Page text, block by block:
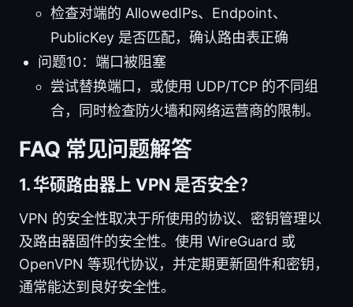
检查对端的 AllowedIPs、Endpoint、
PublicKey 是否匹配，确认路由表正确
问题10：端口被阻塞
尝试替换端口，或使用 UDP/TCP 的不同组
合，同时检查防火墙和网络运营商的限制。
FAQ 常见问题解答
1. 华硕路由器上 VPN 是否安全？
VPN 的安全性取决于所使用的协议、密钥管理以
及路由器固件的安全性。使用 WireGuard 或
OpenVPN 等现代协议，并定期更新固件和密钥，
通常能达到良好安全性。